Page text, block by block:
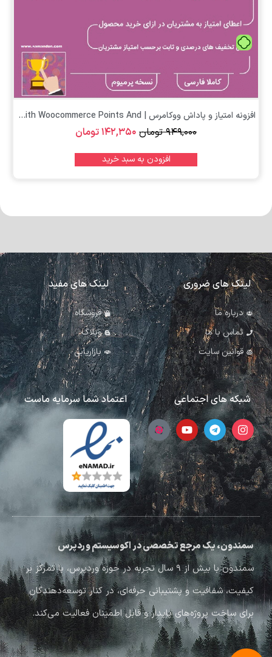
تومان
افزونه امتیاز و پاداش ووکامرس | Yith Woocommerce Points And...
۹۴۹,۰۰۰ تومان ۱۴۲,۳۵۰تومان
افزودن به سبد خرید
لینک های ضروری
درباره ما
تماس با ما
قوانین سایت
لینک های مفید
فروشگاه
وبلاگ
بازاریابی
شبکه های اجتماعی اعتماد شما سرمایه ماست
سمندون، یک مرجع تخصصی در اکوسیستم وردپرس
سمندون با بیش از ۹ سال تجربه در حوزه وردپرس، با تمرکز بر
کیفیت، شفافیت و پشتیبانی حرفه‌ای، در کنار توسعه‌دهندگان
برای ساخت پروژه‌های پایدار و قابل اطمینان فعالیت می‌کند.